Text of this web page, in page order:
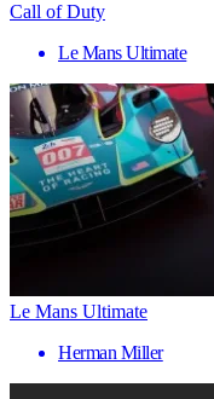
Call of Duty
Le Mans Ultimate
Le Mans Ultimate
Herman Miller